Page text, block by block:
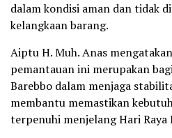
dalam kondisi aman dan tidak
kelangkaan barang.
Aiptu H. Muh. Anas
pemantauan ini merupakan
Barebbo dalam menjaga
membantu memastikan
terpenuhi menjelang Hari Raya